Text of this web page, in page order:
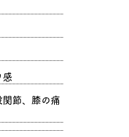
節、膝の痛